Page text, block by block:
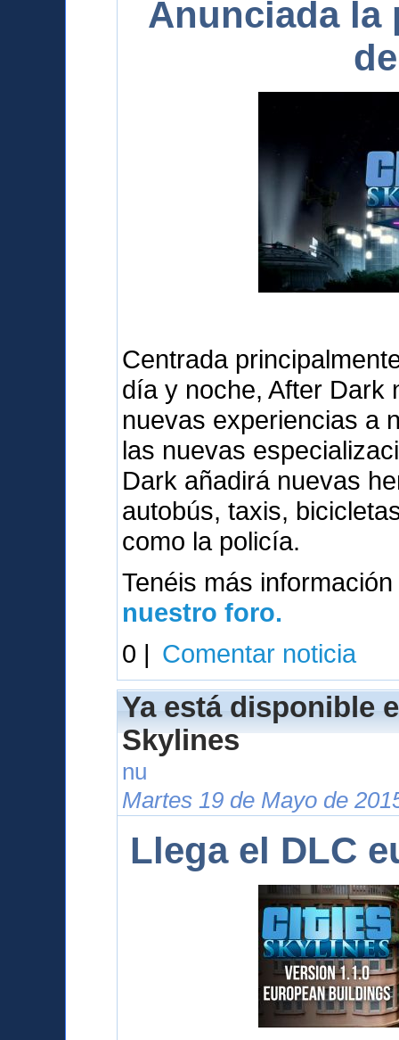
Anunciada la
Centrada
día y noche, After Dark
nuevas experiencias a
las nuevas
Dark añadirá nuevas
autobús, taxis,
como la policía.
Tenéis más
nuestro foro.
0 | Comentar noticia
Ya está disponible
Skylines
nu
Martes 19 de Mayo de
Llega el DLC